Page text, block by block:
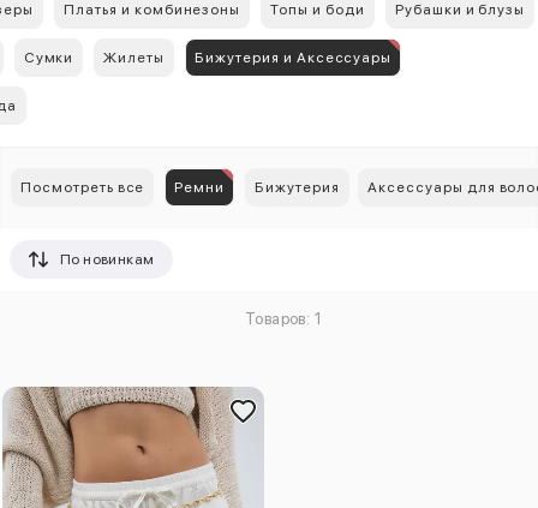
Платья и комбинезоны Топы и боди Рубашки и блузы
Сумки Жилеты Бижутерия и Аксессуары
Посмотреть все Ремни Бижутерия Аксессуары для
По новинкам
Товаров: 1